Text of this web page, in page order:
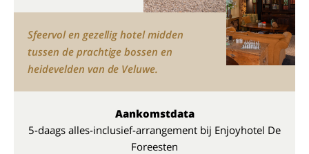
Sfeervol en gezellig hotel midden
tussen de prachtige bossen en
heidevelden van de Veluwe.
Aankomstdata
5-daags alles-inclusief-arrangement bij Enjoyhotel De
Foreesten